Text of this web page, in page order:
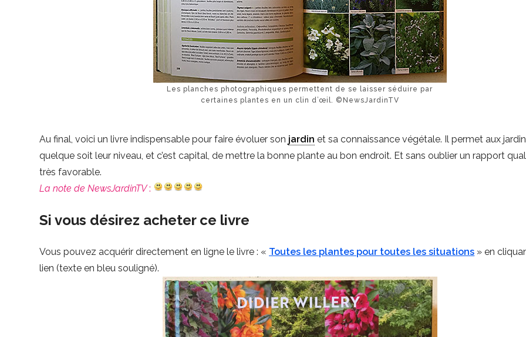
Les planches photographiques permettent de se laisser séduire par
certaines plantes en un clin d’œil. ©NewsJardinTV
Au final, voici un livre indispensable pour faire évoluer son jardin et sa connaissance végétale. Il permet aux
quelque soit leur niveau, et c’est capital, de mettre la bonne plante au bon endroit. Et sans oublier un rapport
très favorable.
La note de NewsJardinTV:
Si vous désirez acheter ce livre
Vous pouvez acquérir directement en ligne le livre : « Toutes les plantes pour toutes les situations » en
lien (texte en bleu souligné).